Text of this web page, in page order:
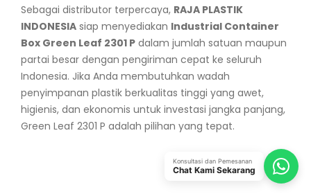
Sebagai distributor terpercaya, RAJA PLASTIK
INDONESIA siap menyediakan Industrial Container
Box Green Leaf 2301 P dalam jumlah satuan maupun
partai besar dengan pengiriman cepat ke seluruh
Indonesia. Jika Anda membutuhkan wadah
penyimpanan plastik berkualitas tinggi yang awet,
higienis, dan ekonomis untuk investasi jangka panjang,
Green Leaf 2301 P adalah pilihan yang tepat.
Konsultasi dan Pemesanan
Chat Kami Sekarang